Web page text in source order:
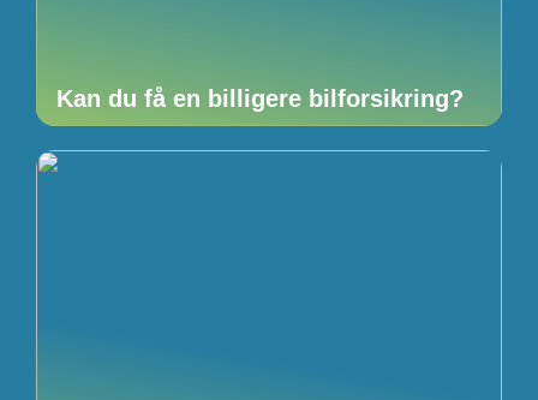
Kan du få en billigere bilforsikring?